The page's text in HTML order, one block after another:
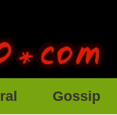
Gossip